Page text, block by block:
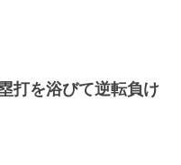
る
打を浴びて逆転負け